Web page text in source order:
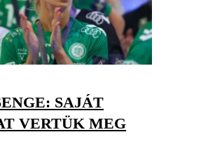
SAJÁT
VERTÜK MEG